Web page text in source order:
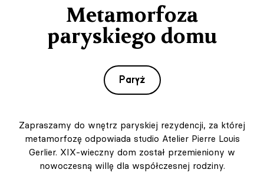
Metamorfoza
paryskiego domu
Paryż
Zapraszamy do wnętrz paryskiej rezydencji, za której
metamorfozę odpowiada studio Atelier Pierre Louis
Gerlier. XIX-wieczny dom został przemieniony w
nowoczesną willę dla współczesnej rodziny.